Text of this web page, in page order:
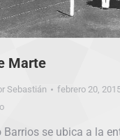
Marte
Sebastián
febrero 20,
Barrios se ubica a la